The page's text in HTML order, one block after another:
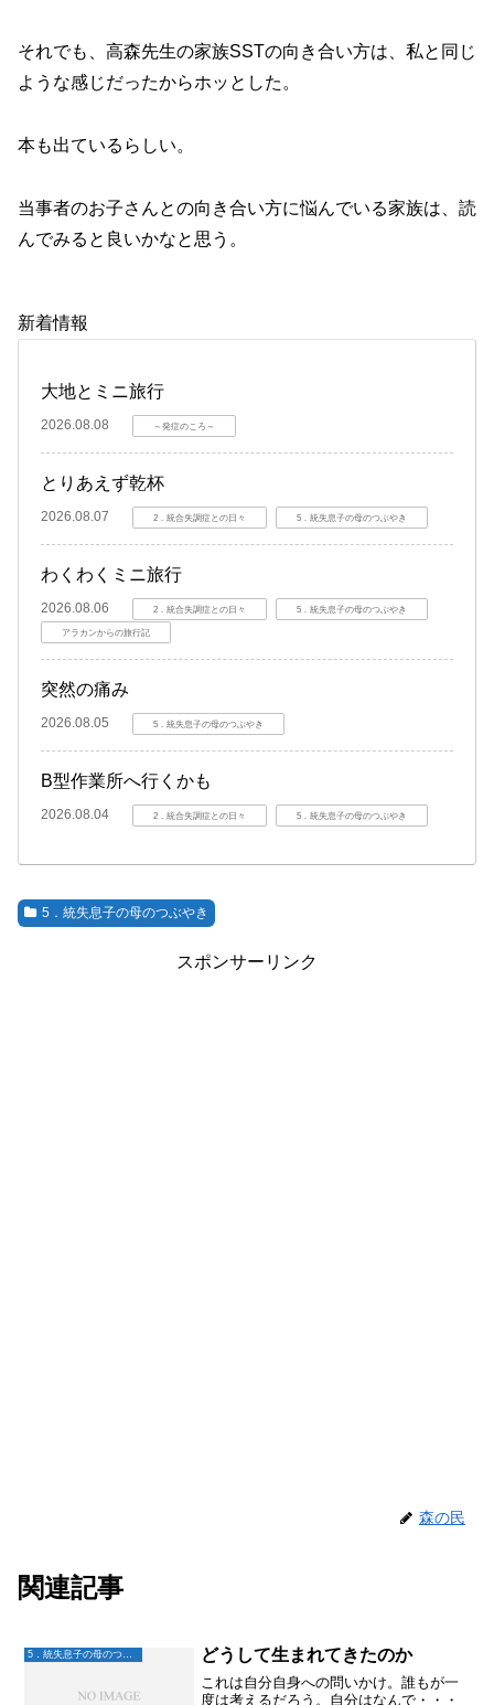
それでも、高森先生の家族SSTの向き合い方は、私と同じ
ような感じだったからホッとした。
本も出ているらしい。
当事者のお子さんとの向き合い方に悩んでいる家族は、読
んでみると良いかなと思う。
新着情報
大地とミニ旅行
2026.08.08 ～発症のころ～
とりあえず乾杯
2026.08.07 2．統合失調症との日々 5．統失息子の母のつぶやき
わくわくミニ旅行
2026.08.06 2．統合失調症との日々 5．統失息子の母のつぶやき
アラカンからの旅行記
突然の痛み
2026.08.05 5．統失息子の母のつぶやき
B型作業所へ行くかも
2026.08.04 2．統合失調症との日々 5．統失息子の母のつぶやき
5．統失息子の母のつぶやき
スポンサーリンク
森の民
関連記事
5．統失息子の母のつぶやき どうして生まれてきたのか
これは自分自身への問いかけ。誰もが一
度は考えるだろう。自分はなんで・・・